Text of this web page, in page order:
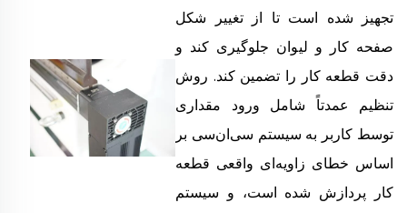
تجهیز شده است تا از تغییر شکل
صفحه کار و لیوان جلوگیری کند و
دقت قطعه کار را تضمین کند. روش
تنظیم عمدتاً شامل ورود مقداری
توسط کاربر به سیستم سی‌ان‌سی بر
اساس خطای زاویه‌ای واقعی قطعه
کار پردازش شده است، و سیستم